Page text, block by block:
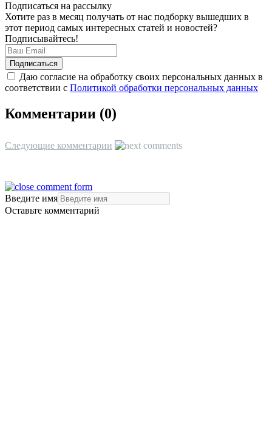
Подписаться на рассылку
Хотите раз в месяц получать от нас подборку вышедших в
этот период самых интересных статей и новостей?
Подписывайтесь!
Даю согласие на обработку своих персональных данных в
соответствии с Политикой обработки персональных данных
Комментарии (0)
Следующие комментарии
Введите имя
Оставьте комментарий